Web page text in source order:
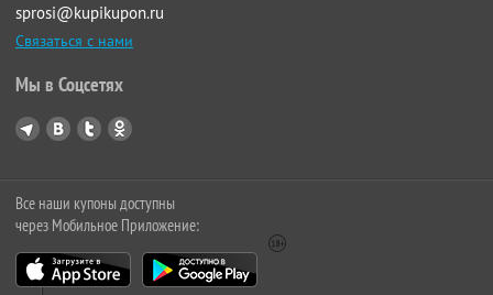
sprosi@kupikupon.ru
Связаться с нами
Мы в Соцсетях
Все наши купоны доступны
через Мобильное Приложение: